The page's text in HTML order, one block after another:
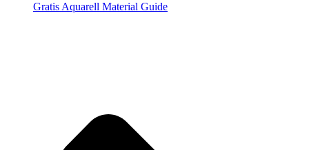
Gratis Aquarell Material Guide